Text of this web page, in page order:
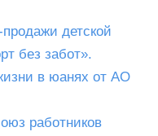
детской
без забот».
в юанях от АО
работников